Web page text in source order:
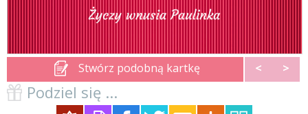
Stwórz podobną kartkę < >
Podziel się ...